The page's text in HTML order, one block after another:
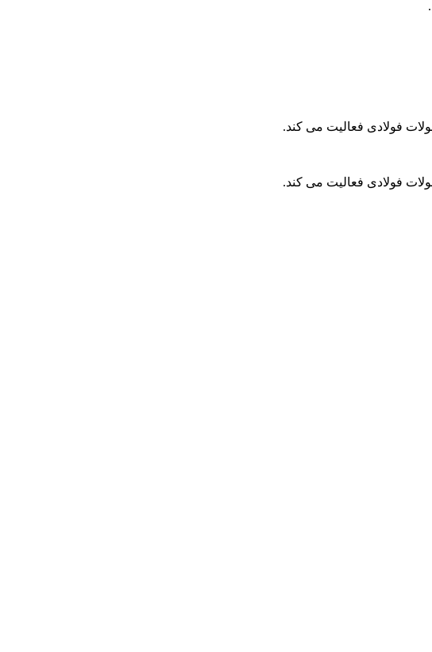
فولادی فعالیت می کند.
فولادی فعالیت می کند.